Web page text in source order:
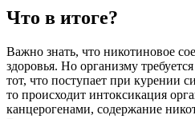
Что в итоге?
Важно знать, что никотиновое
здоровья. Но организму
тот, что поступает при курении
то происходит интоксикация
канцерогенами, содержание